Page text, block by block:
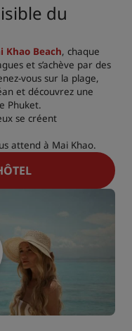
du
Khao Beach, chaque
et s’achève par des
vous sur la plage,
et découvrez une
Phuket.
se créent
attend à Mai Khao.